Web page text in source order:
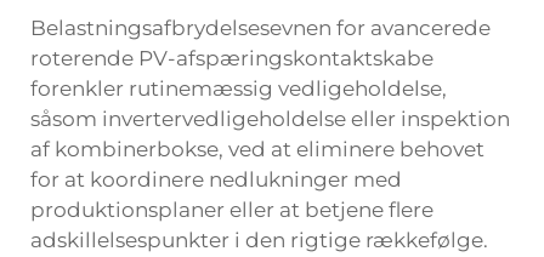
Belastningsafbrydelsesevnen for avancerede
roterende PV-afspæringskontaktskabe
forenkler rutinemæssig vedligeholdelse,
såsom invertervedligeholdelse eller inspektion
af kombinerbokse, ved at eliminere behovet
for at koordinere nedlukninger med
produktionsplaner eller at betjene flere
adskillelsespunkter i den rigtige rækkefølge.